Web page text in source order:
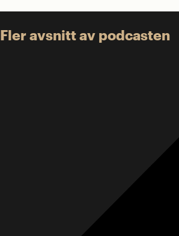
Fler avsnitt av podcasten